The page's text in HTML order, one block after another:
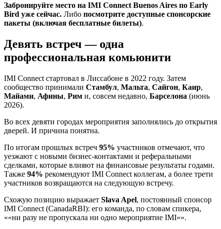
Забронируйте место на IMI Connect Buenos Aires по Early
Bird уже сейчас. Либо посмотрите доступные спонсорские
пакеты (включая бесплатные билеты).
Девять встреч — одна
профессиональная комьюнити
IMI Connect стартовал в Лиссабоне в 2022 году. Затем
сообщество принимали Стамбул, Мальта, Сайгон, Каир,
Майами, Афины, Рим и, совсем недавно, Барселона (июнь
2026).
Во всех девяти городах мероприятия заполнялись до открытия
дверей. И причина понятна.
По итогам прошлых встреч 95% участников отмечают, что
уезжают с новыми бизнес-контактами и реферальными
сделками, которые влияют на финансовые результаты годами.
Также 94% рекомендуют IMI Connect коллегам, а более трети
участников возвращаются на следующую встречу.
Схожую позицию выражает Slava Apel, постоянный спонсор
IMI Connect (CanadaRBI): его команда, по словам спикера,
«ни разу не пропускала ни одно мероприятие IMI» .